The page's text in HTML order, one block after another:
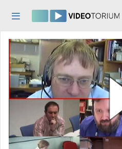
Kezdőlap
Bejelentkezés
Felfedezés
Kategóriák
Lejátszási listák